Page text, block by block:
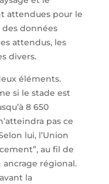
attendues pour le
données
attendus, les
divers.
éléments.
si le stade est
8 650
pas ce
lui, l’Union
au fil de
ancrage régional.
la